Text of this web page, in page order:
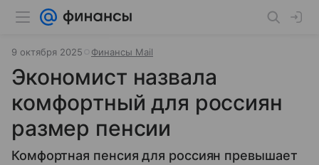
9 октября 2025 Финансы Mail
Экономист назвала
комфортный для россиян
размер пенсии
Комфортная пенсия для россиян превышает